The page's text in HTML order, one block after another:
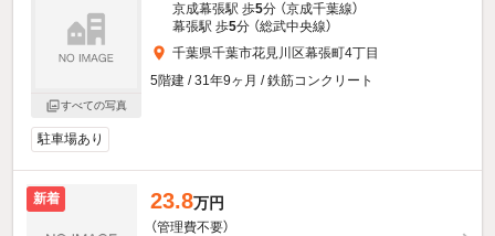
すべての写真
京成幕張駅 歩5分 （京成千葉線）
幕張駅 歩5分 （総武中央線）
千葉県千葉市花見川区幕張町4丁目
5階建 / 31年9ヶ月 / 鉄筋コンクリート
駐車場あり
新着 23.8万円
（管理費不要）